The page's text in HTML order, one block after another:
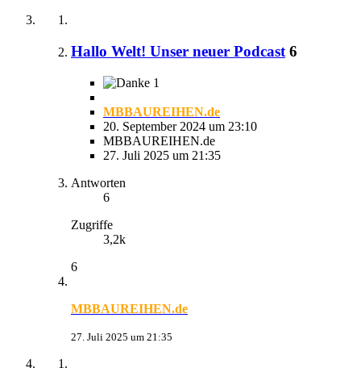
Hallo Welt! Unser neuer Podcast 6
1
MBBAUREIHEN.de
20. September 2024 um 23:10
MBBAUREIHEN.de
27. Juli 2025 um 21:35
Antworten
6
Zugriffe
3,2k
6
MBBAUREIHEN.de
27. Juli 2025 um 21:35